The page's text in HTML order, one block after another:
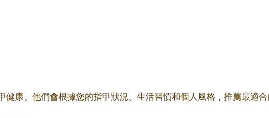
康。他們會根據您的指甲狀況、生活習慣和個人風格，推薦最適合